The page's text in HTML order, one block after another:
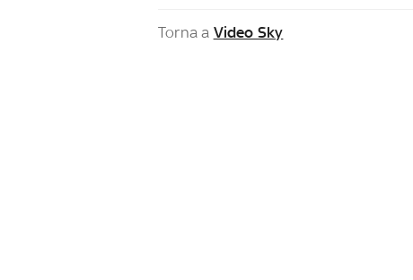
Torna a Video Sky